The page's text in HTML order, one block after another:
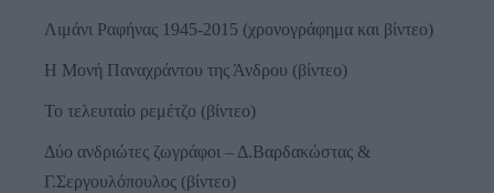
Λιμάνι Ραφήνας 1945-2015 (χρονογράφημα και βίντεο)
Η Μονή Παναχράντου της Άνδρου (βίντεο)
Το τελευταίο ρεμέτζο (βίντεο)
Δύο ανδριώτες ζωγράφοι – Δ.Βαρδακώστας &
Γ.Σεργουλόπουλος (βίντεο)